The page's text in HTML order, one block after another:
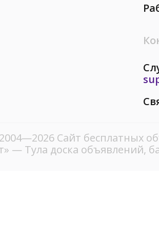
Сайт бесплатных
— Тула доска объявлений,